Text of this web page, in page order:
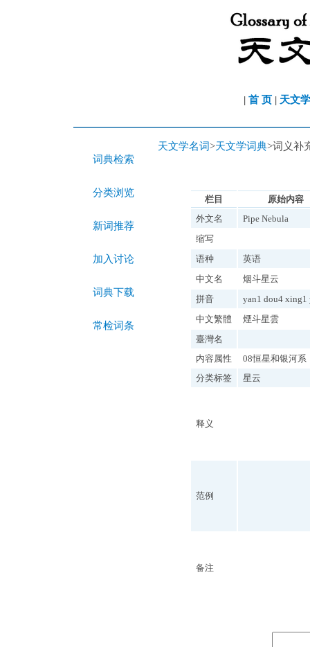
| 首 页 | 天文
词典检索
分类浏览
新词推荐
加入讨论
词典下载
常检词条
天文学名词>天文学词典>词义补
栏目
原始内容
外文名
Pipe Nebula
缩写
语种
英语
中文名
烟斗星云
拼音
yan1 dou4 xing1
中文繁體
煙斗星雲
臺灣名
内容属性
08恒星和银河系
分类标签
星云
释义
范例
备注